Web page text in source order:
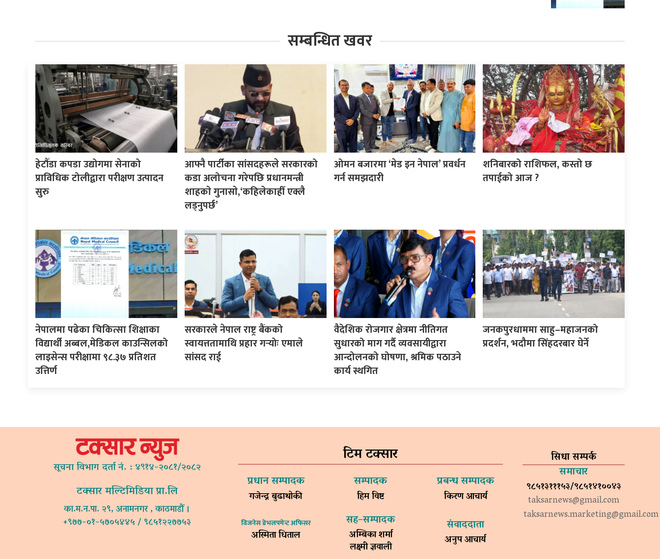
सम्बन्धित खवर
हेटौँडा कपडा उद्योगमा सेनाको
प्राविधिक टोलीद्वारा परीक्षण उत्पादन
सुरु
आफ्नै पार्टीका सांसदहरूले सरकारको
कडा अलोचना गरेपछि प्रधानमन्त्री
शाहकाे गुनासाे,‘कहिलेकाहीँ एक्लै
लड्नुपर्छ’
ओमन बजारमा ‘मेड इन नेपाल’ प्रवर्धन
गर्न समझदारी
शनिबारको राशिफल, कस्तो छ
तपाईको आज ?
नेपालमा पढेका चिकित्सा शिक्षाका
विद्यार्थी अब्बल,मेडिकल काउन्सिलको
लाइसेन्स परीक्षामा ९८.३७ प्रतिशत
उत्तिर्ण
सरकारले नेपाल राष्ट्र बैंकको
स्वायत्ततामाथि प्रहार गर्‍योः एमाले
सांसद राई
वैदेशिक रोजगार क्षेत्रमा नीतिगत
सुधारको माग गर्दै व्यवसायीद्वारा
आन्दोलनको घोषणा, श्रमिक पठाउने
कार्य स्थगित
जनकपुरधाममा साहु–महाजनको
प्रदर्शन, भदौमा सिंहदरबार घेर्ने
सूचना विभाग दर्ता नं. : ४९१४-२०८१/२०८२
टक्सार मल्टिमिडिया प्रा.लि
का.म.न.पा. २९, अनामनगर , काठमाडौं ।
+९७७-०१-५७०५४४५ / ९८५१२२७७५३
टिम टक्सार
प्रधान सम्पादक
गजेन्द्र बुढाथोकी
सम्पादक
हिम विष्ट
प्रबन्ध सम्पादक
किरण आचार्य
विजनेस डेभलपमेन्ट अफिसर
अस्मिता धिताल
सह–सम्पादक
अम्बिका शर्मा
लक्ष्मी ज्ञवाली
संवाददाता
अनुप आचार्य
सिधा सम्पर्क
समाचार
९८५१३१११५३/९८५१४१००४३
taksarnews@gmail.com
taksarnews.marketing@gmail.com